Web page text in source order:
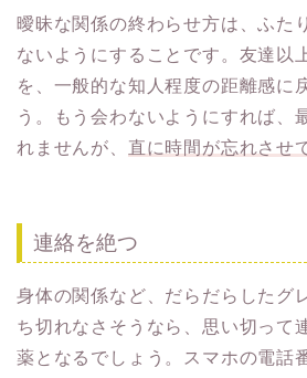
曖昧な関係の終わらせ方は、ふた
ないようにすることです。友達以
を、一般的な知人程度の距離感に
う。もう会わないようにすれば、
れませんが、 直に時間が忘れさせ
連絡を絶つ
身体の関係など、だらだらしたグ
ち切れなさそうなら、思い切って
薬となるでしょう。スマホの電話